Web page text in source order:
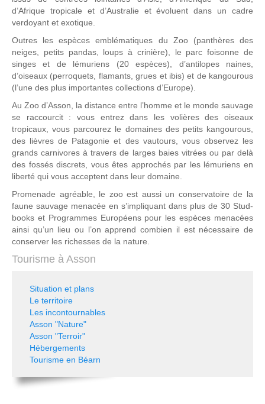
d’Afrique tropicale et d’Australie et évoluent dans un cadre
verdoyant et exotique.
Outres les espèces emblématiques du Zoo (panthères des
neiges, petits pandas, loups à crinière), le parc foisonne de
singes et de lémuriens (20 espèces), d’antilopes naines,
d’oiseaux (perroquets, flamants, grues et ibis) et de kangourous
(l’une des plus importantes collections d’Europe).
Au Zoo d’Asson, la distance entre l’homme et le monde sauvage
se raccourcit : vous entrez dans les volières des oiseaux
tropicaux, vous parcourez le domaines des petits kangourous,
des lièvres de Patagonie et des vautours, vous observez les
grands carnivores à travers de larges baies vitrées ou par delà
des fossés discrets, vous êtes approchés par les lémuriens en
liberté qui vous acceptent dans leur domaine.
Promenade agréable, le zoo est aussi un conservatoire de la
faune sauvage menacée en s’impliquant dans plus de 30 Stud-
books et Programmes Européens pour les espèces menacées
ainsi qu’un lieu ou l’on apprend combien il est nécessaire de
conserver les richesses de la nature.
Tourisme à Asson
Situation et plans
Le territoire
Les incontournables
Asson "Nature"
Asson "Terroir"
Hébergements
Tourisme en Béarn